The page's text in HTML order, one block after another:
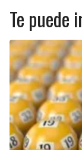
Te puede